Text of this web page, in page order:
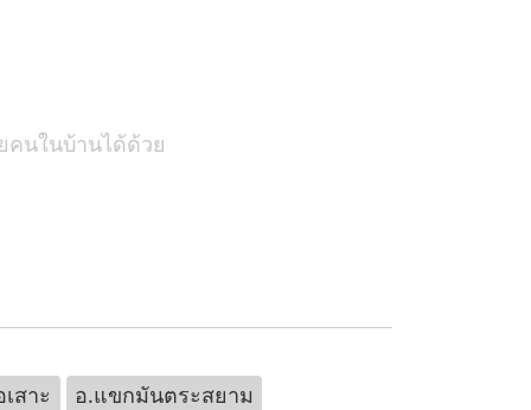
คนในบ้านได้ด้วย
สาะ
อ.แขกมันตระสยาม